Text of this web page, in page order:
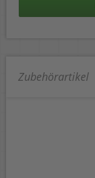
Zubehörartikel